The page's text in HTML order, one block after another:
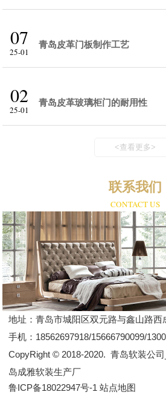
07
25-01
青岛皮革门板制作工艺
02
25-01
青岛皮革玻璃柜门的耐用性
<查看更多>
联系我们
CONTACT US
地址：青岛市城阳区双元路与鑫山路西
手机： 18562697918/15666790099/
CopyRight © 2018-2020.青岛软装公
岛成雅软装生产厂
鲁ICP备18022947号-1 站点地图